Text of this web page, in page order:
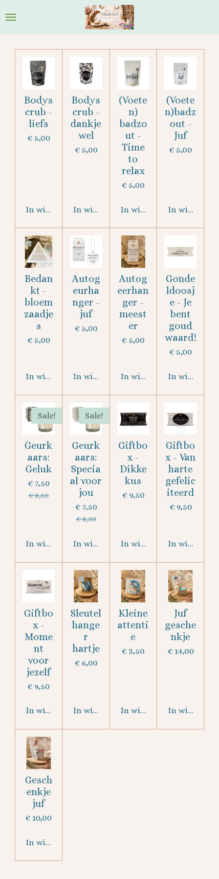
direct
naar
hoofdinhoud
Bodys
crub -
liefs
€ 5,00
In winkelwagen
Bodys
crub -
dankje
wel
€ 5,00
In winkelwagen
(Voete
n)
badzo
ut -
Time
to
relax
€ 5,00
In winkelwagen
(Voete
n)badz
out -
Juf
€ 5,00
In
Bedan
kt -
bloem
zaadje
s
€ 5,00
In winkelwagen
Autog
eurha
nger -
juf
€ 5,00
In winkelwagen
Autog
eerhan
ger -
meest
er
€ 5,00
In winkelwagen
Gonde
ldoosj
e - Je
bent
goud
waard!
€ 5,00
In
Sale!
Geurk
aars:
Geluk
€ 7,50
€ 8,50
In winkelwagen
Sale!
Geurk
aars:
Specia
al voor
jou
€ 7,50
€ 8,50
In winkelwagen
Giftbo
x -
Dikke
kus
€ 9,50
In winkelwagen
Giftbo
x - Van
harte
gefelic
iteerd
€ 9,50
In
Giftbo
x -
Mome
nt
voor
jezelf
€ 9,50
In winkelwagen
Sleutel
hange
r
hartje
€ 6,00
In winkelwagen
Kleine
attenti
e
€ 3,50
In winkelwagen
Juf
gesche
nkje
€ 14,00
In
Gesch
enkje
juf
€ 10,00
In winkelwagen